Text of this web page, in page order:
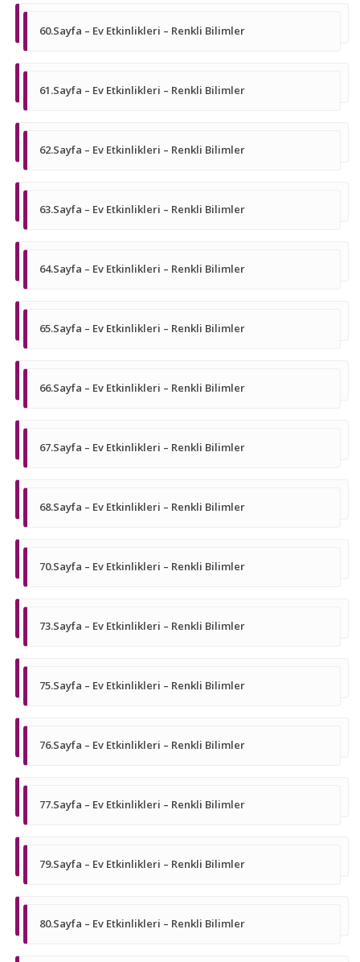
60.Sayfa – Ev Etkinlikleri – Renkli Bilimler
61.Sayfa – Ev Etkinlikleri – Renkli Bilimler
62.Sayfa – Ev Etkinlikleri – Renkli Bilimler
63.Sayfa – Ev Etkinlikleri – Renkli Bilimler
64.Sayfa – Ev Etkinlikleri – Renkli Bilimler
65.Sayfa – Ev Etkinlikleri – Renkli Bilimler
66.Sayfa – Ev Etkinlikleri – Renkli Bilimler
67.Sayfa – Ev Etkinlikleri – Renkli Bilimler
68.Sayfa – Ev Etkinlikleri – Renkli Bilimler
70.Sayfa – Ev Etkinlikleri – Renkli Bilimler
73.Sayfa – Ev Etkinlikleri – Renkli Bilimler
75.Sayfa – Ev Etkinlikleri – Renkli Bilimler
76.Sayfa – Ev Etkinlikleri – Renkli Bilimler
77.Sayfa – Ev Etkinlikleri – Renkli Bilimler
79.Sayfa – Ev Etkinlikleri – Renkli Bilimler
80.Sayfa – Ev Etkinlikleri – Renkli Bilimler